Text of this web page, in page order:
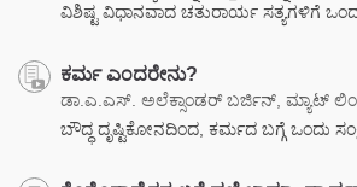
ವಿಶಿಷ್ಟ ವಿಧಾನವಾದ ಚತುರಾರ್ಯ ಸತ್ಯಗಳಿಗೆ
ಕರ್ಮ ಎಂದರೇನು?
ಡಾ.ಎ.ಎಸ್. ಅಲೆಕ್ಸಾಂಡರ್ ಬರ್ಜಿನ್, ಮ್ಯಾಟ್
ಬೌದ್ಧ ದೃಷ್ಟಿಕೋನದಿಂದ, ಕರ್ಮದ ಬಗ್ಗೆ ಒಂದು